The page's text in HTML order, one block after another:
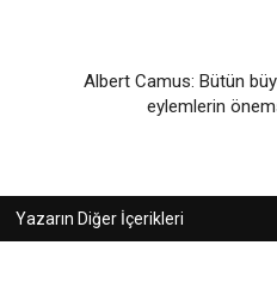
Albert Camus: Bütün
eylemlerin
Yazarın Diğer İçerikleri